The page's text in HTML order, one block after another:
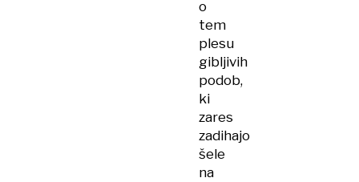
o
tem
plesu
gibljivih
podob,
ki
zares
zadihajo
šele
na